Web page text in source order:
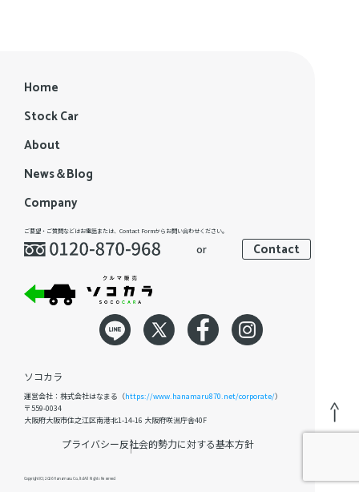
Home
Stock Car
About
News＆Blog
Company
ご要望・ご質問などはお電話または、Contact Formからお問い合わせください。
or Contact
ソコカラ
運営会社：株式会社はなまる（https://www.hanamaru870.net/corporate/）
〒559-0034
大阪府大阪市住之江区南港北1-14-16 大阪府咲洲庁舎40F
プライバシー反社会的勢力に対する基本方針
Copyright(C); 2026 Hanamaru Co., ltd All Rights Reserved